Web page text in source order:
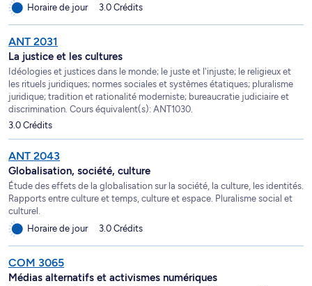
Horaire de jour 3.0 Crédits
ANT 2031
La justice et les cultures
Idéologies et justices dans le monde; le juste et l'injuste; le religieux et
les rituels juridiques; normes sociales et systèmes étatiques; pluralisme
juridique; tradition et rationalité moderniste; bureaucratie judiciaire et
discrimination. Cours équivalent(s): ANT1030.
3.0 Crédits
ANT 2043
Globalisation, société, culture
Étude des effets de la globalisation sur la société, la culture, les identités.
Rapports entre culture et temps, culture et espace. Pluralisme social et
culturel.
Horaire de jour
3.0 Crédits
COM 3065
Médias alternatifs et activismes numériques